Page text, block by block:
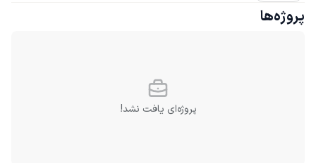
پروژه‌ها
پروژه‌ای یافت نشد!